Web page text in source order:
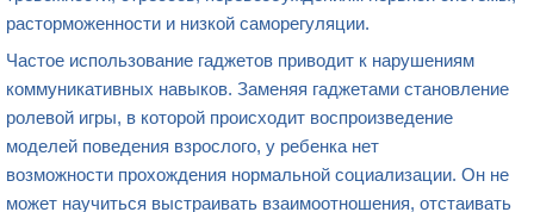
расторможенности и низкой саморегуляции.
Частое использование гаджетов приводит к нарушениям
коммуникативных навыков. Заменяя гаджетами становление
ролевой игры, в которой происходит воспроизведение
моделей поведения взрослого, у ребенка нет
возможности прохождения нормальной социализации. Он не
может научиться выстраивать взаимоотношения, отстаивать